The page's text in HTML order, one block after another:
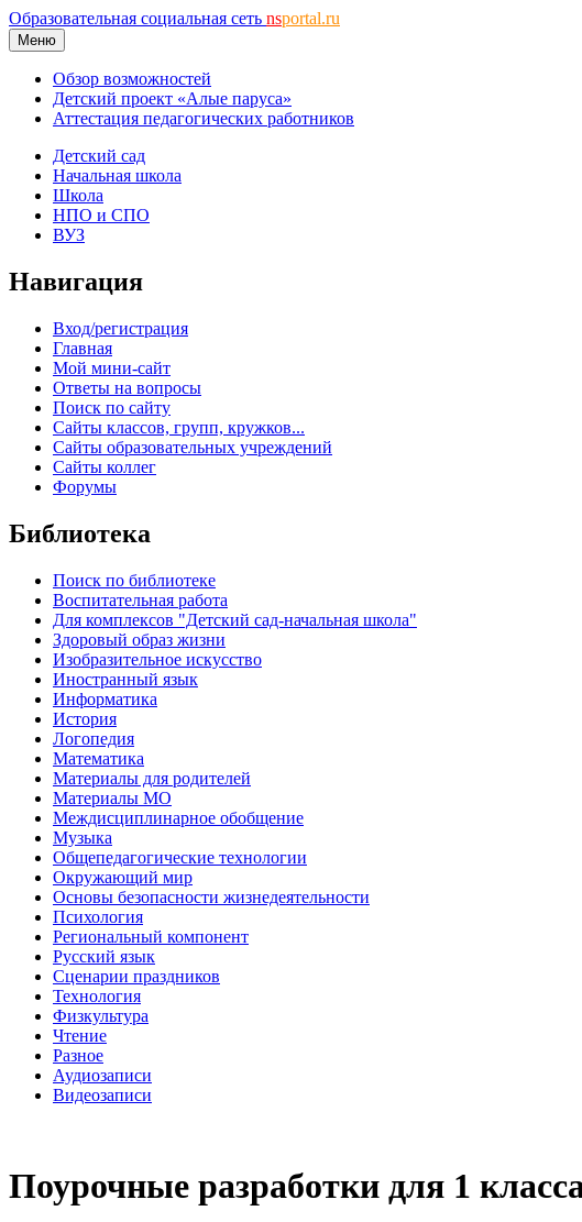
Образовательная социальная сеть nsportal.ru
Меню
Обзор возможностей
Детский проект «Алые паруса»
Аттестация педагогических работников
Детский сад
Начальная школа
Школа
НПО и СПО
ВУЗ
Навигация
Вход/регистрация
Главная
Мой мини-сайт
Ответы на вопросы
Поиск по сайту
Сайты классов, групп, кружков...
Сайты образовательных учреждений
Сайты коллег
Форумы
Библиотека
Поиск по библиотеке
Воспитательная работа
Для комплексов "Детский сад-начальная школа"
Здоровый образ жизни
Изобразительное искусство
Иностранный язык
Информатика
История
Логопедия
Математика
Материалы для родителей
Материалы МО
Междисциплинарное обобщение
Музыка
Общепедагогические технологии
Окружающий мир
Основы безопасности жизнедеятельности
Психология
Региональный компонент
Русский язык
Сценарии праздников
Технология
Физкультура
Чтение
Разное
Аудиозаписи
Видеозаписи
Поурочные разработки для 1